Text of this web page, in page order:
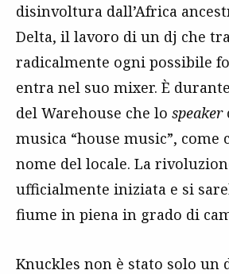
disinvoltura dall’Africa
Delta, il lavoro di un dj che
radicalmente ogni possibile
entra nel suo mixer. È
del Warehouse che lo speaker
musica “house music”, come
nome del locale. La
ufficialmente iniziata e si
fiume in piena in grado di
Knuckles non è stato solo un